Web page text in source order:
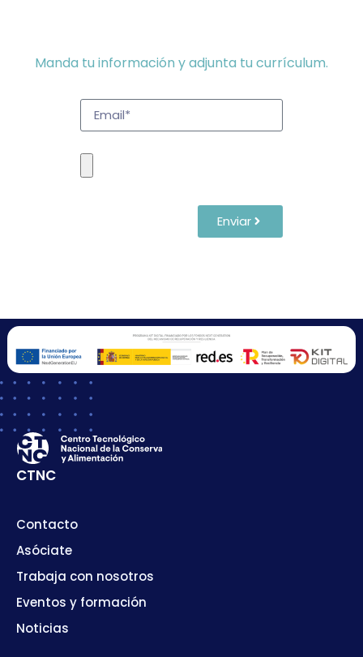
Manda tu información y adjunta tu currículum.
Enviar
CTNC
Contacto
Asóciate
Trabaja con nosotros
Eventos y formación
Noticias